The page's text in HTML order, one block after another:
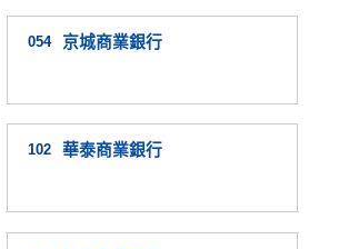
054 京城商業銀行
102 華泰商業銀行